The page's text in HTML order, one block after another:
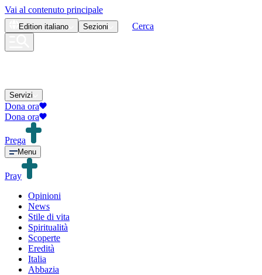
Vai al contenuto principale
Edition italiano Sezioni Cerca
Servizi
Dona ora
Dona ora
Prega
Menu
Pray
Opinioni
News
Stile di vita
Spiritualità
Scoperte
Eredità
Italia
Abbazia